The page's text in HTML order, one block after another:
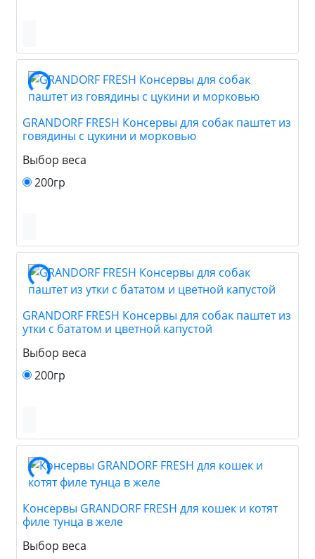
GRANDORF FRESH Консервы для собак паштет из
говядины с цукини и морковью
Выбор веса
200гр
GRANDORF FRESH Консервы для собак паштет из
утки с бататом и цветной капустой
Выбор веса
200гр
Консервы GRANDORF FRESH для кошек и котят
филе тунца в желе
Выбор веса